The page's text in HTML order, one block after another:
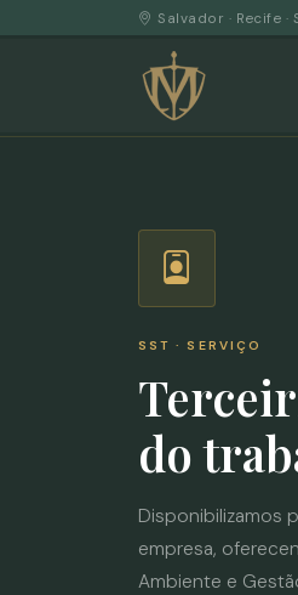
Salvador · Recife ·
SST · SERVIÇO
do
Disponibilizamos
empresa,
Ambiente e